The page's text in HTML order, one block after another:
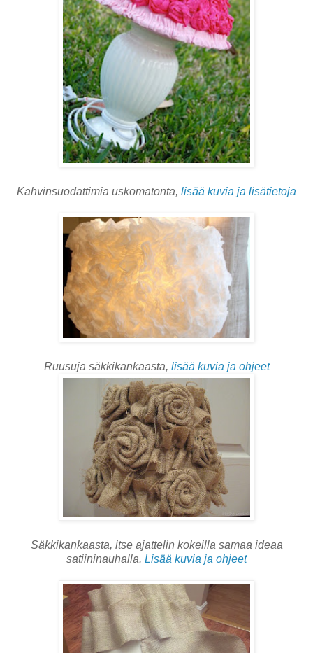
Kahvinsuodattimia uskomatonta, lisää kuvia ja lisätietoja
Ruusuja säkkikankaasta, lisää kuvia ja ohjeet
Säkkikankaasta, itse ajattelin kokeilla samaa ideaa
satiininauhalla. Lisää kuvia ja ohjeet